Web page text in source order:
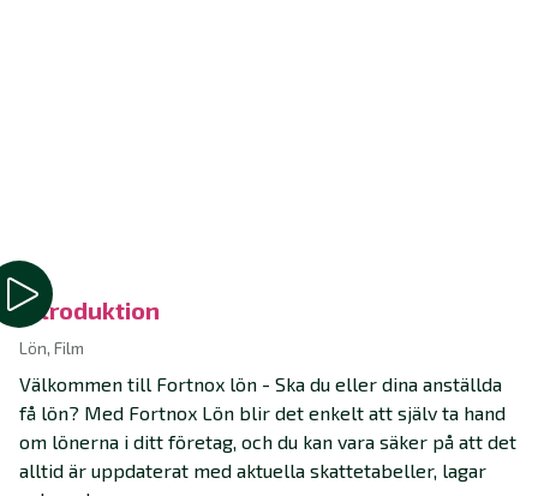
Introduktion
Lön, Film
Välkommen till Fortnox lön - Ska du eller dina anställda
få lön? Med Fortnox Lön blir det enkelt att själv ta hand
om lönerna i ditt företag, och du kan vara säker på att det
alltid är uppdaterat med aktuella skattetabeller, lagar